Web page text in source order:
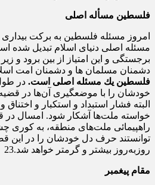
فلسطین مسأله اصلی
امروز مسئله‌ فلسطین به بركت بیدارى
مسئله‌ اصلى دنیاى اسلام تبدیل شده
برجستگى و این امتیاز از بین برود و
دشمنان مسلمان ها و دشمنان امت
فلسطین یك مسئله‌ اصلى است. در
خودشان را با موضعگیرى آن‌ها در
البته فشار استبداد و استكبار و
خواسته‌ ملت‌ها آشكار شود. امسال
راهپیمائى ملت‌هاى منطقه، به كورى
توانستند حرف دل خودشان را در این
روزبه‌روز بیشتر و گرمتر خواهد شد.23
مقام پیغمبر